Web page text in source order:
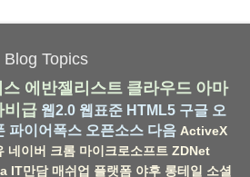
Blog Topics
스 에반젤리스트 클라우드 아마
비급 웹2.0 웹표준 HTML5 구글 오
파이어폭스 오픈소스 다음 ActiveX
네이버 크롬 마이크로소프트 ZDNet
IT만담 매쉬업 플랫폼 야후 롱테일 소셜